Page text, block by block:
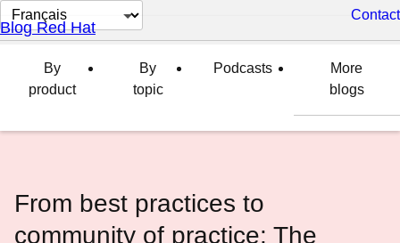
Changer
la
langue
Contact
Blog Red Hat
By
product
By
topic
Podcasts
More
blogs
From best practices to
community of practice: The